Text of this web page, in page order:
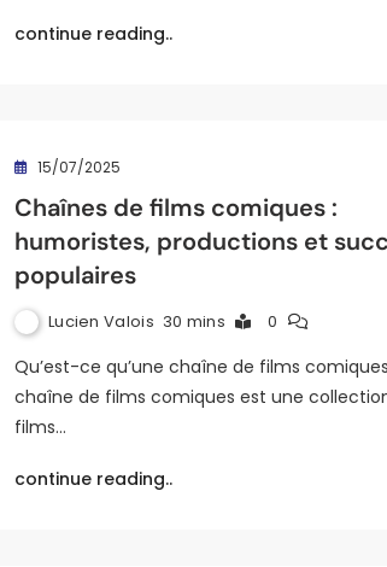
continue reading..
15/07/2025
Chaînes de films comiques :
humoristes, productions et
populaires
Lucien Valois 30 mins 0
Qu’est-ce qu’une chaîne de films
chaîne de films comiques est une
films…
continue reading..